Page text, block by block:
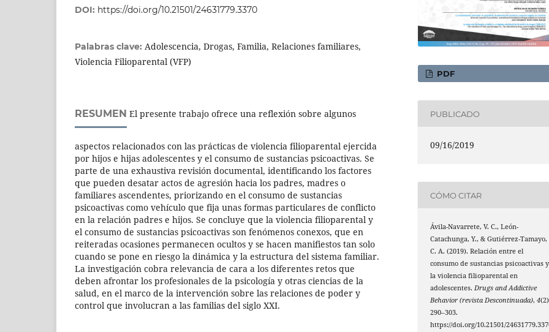
DOI: https://doi.org/10.21501/24631779.3370
Palabras clave: Adolescencia, Drogas, Familia, Relaciones familiares,
Violencia Filioparental (VFP)
RESUMEN El presente trabajo ofrece una reflexión sobre algunos
aspectos relacionados con las prácticas de violencia filioparental ejercida
por hijos e hijas adolescentes y el consumo de sustancias psicoactivas. Se
parte de una exhaustiva revisión documental, identificando los factores
que pueden desatar actos de agresión hacia los padres, madres o
familiares ascendentes, priorizando en el consumo de sustancias
psicoactivas como vehículo que fija unas formas particulares de conflicto
en la relación padres e hijos. Se concluye que la violencia filioparental y
el consumo de sustancias psicoactivas son fenómenos conexos, que en
reiteradas ocasiones permanecen ocultos y se hacen manifiestos tan solo
cuando se pone en riesgo la dinámica y la estructura del sistema familiar.
La investigación cobra relevancia de cara a los diferentes retos que
deben afrontar los profesionales de la psicología y otras ciencias de la
salud, en el marco de la intervención sobre las relaciones de poder y
control que involucran a las familias del siglo XXI.
PDF
PUBLICADO
09/16/2019
CÓMO CITAR
Ávila-Navarrete, V. C., León-
Catachunga, Y., & Gutiérrez-Tamayo,
C. A. (2019). Relación entre el
consumo de sustancias psicoactivas y
la violencia filioparental en
adolescentes.Drugs and Addictive
Behavior (revista Descontinuada),4
290–303.
https://doi.org/10.21501/